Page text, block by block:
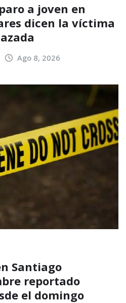
a joven en
dicen la víctima
Ago 8, 2026
Santiago
reportado
el domingo